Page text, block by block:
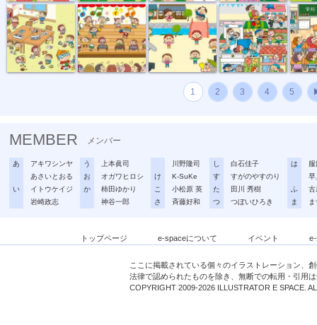
1 2 3 4 5
MEMBER メンバー
あ
アキワシンヤ
あさいとおる
い
イトウケイジ
岩崎政志
う
上本眞司
お
オガワヒロシ
か
柿田ゆかり
神谷一郎
川野隆司
け
K-SuKe
こ
小松原 英
さ
斉藤好和
し
白石佳子
す
すがのやすのり
た
田川 秀樹
つ
つぼいひろき
は
早
ふ
古
ま
トップページ e-spaceについて イベント
ここに掲載されている個々のイラストレーション、
法律で認められたものを除き、無断での転用・引用
COPYRIGHT 2009-2026 ILLUSTRATOR E SPACE.